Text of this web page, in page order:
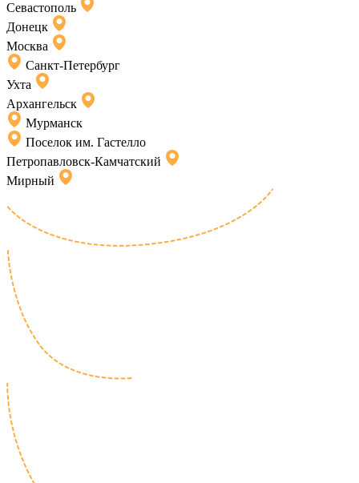
Севастополь
Донецк
Москва
Санкт-Петербург
Ухта
Архангельск
Мурманск
Поселок им. Гастелло
Петропавловск-Камчатский
Мирный